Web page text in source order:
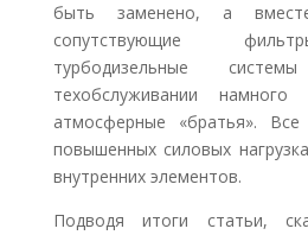
быть заменено, а
сопутствующие
турбодизельные
техобслуживании
атмосферные «братья».
повышенных силовых
внутренних элементов.
Подводя итоги статьи,